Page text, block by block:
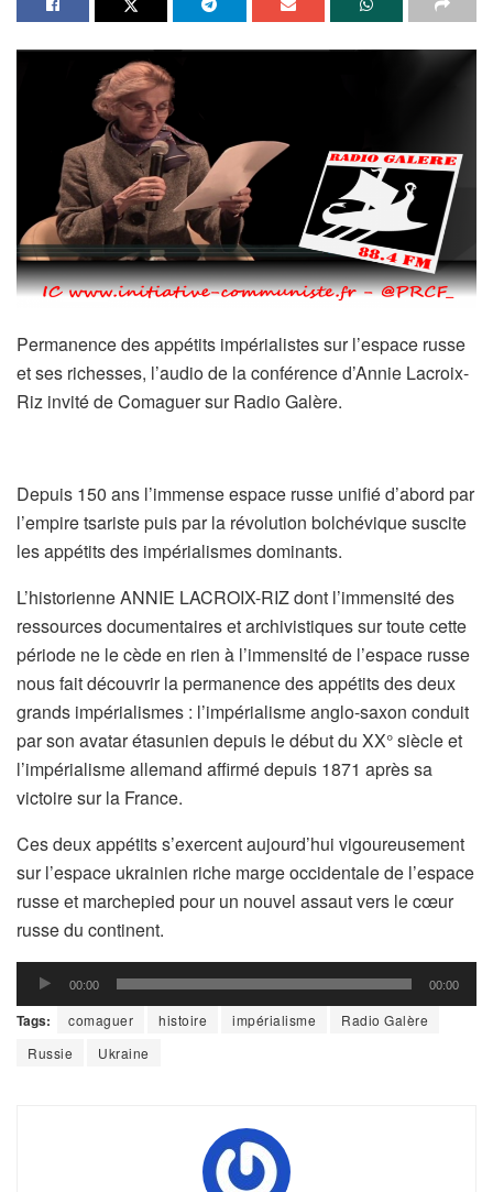
Permanence des appétits impérialistes sur l’espace russe
et ses richesses, l’audio de la conférence d’Annie Lacroix-
Riz invité de Comaguer sur Radio Galère.
Depuis 150 ans l’immense espace russe unifié d’abord par
l’empire tsariste puis par la révolution bolchévique suscite
les appétits des impérialismes dominants.
L’historienne ANNIE LACROIX-RIZ dont l’immensité des
ressources documentaires et archivistiques sur toute cette
période ne le cède en rien à l’immensité de l’espace russe
nous fait découvrir la permanence des appétits des deux
grands impérialismes : l’impérialisme anglo-saxon conduit
par son avatar étasunien depuis le début du XX° siècle et
l’impérialisme allemand affirmé depuis 1871 après sa
victoire sur la France.
Ces deux appétits s’exercent aujourd’hui vigoureusement
sur l’espace ukrainien riche marge occidentale de l’espace
russe et marchepied pour un nouvel assaut vers le cœur
russe du continent.
Lecteur
audio
00:00 00:00
Tags: comaguer histoire impérialisme
Radio Galère
Russie
Ukraine